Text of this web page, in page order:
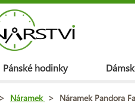
Pánské hodinky
> Náramek > Náramek Pandora